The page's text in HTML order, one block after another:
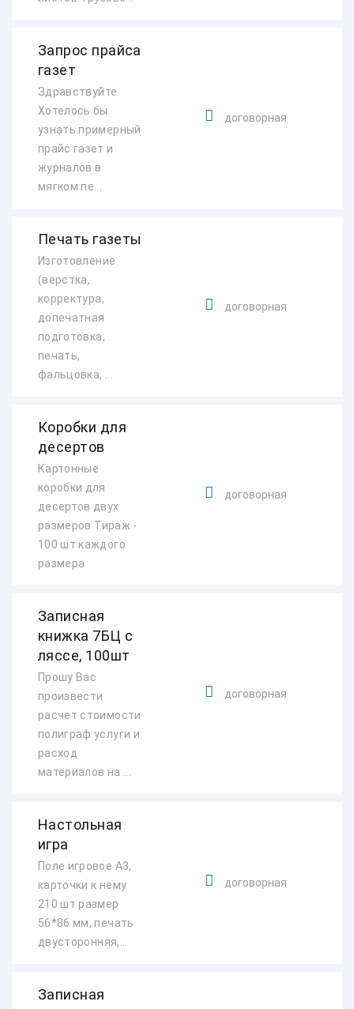
Запрос прайса
газет
Здравствуйте.
Хотелось бы
узнать примерный
прайс газет и
журналов в
мягком пе...
договорная
Печать газеты
Изготовление
(верстка,
корректура,
допечатная
подготовка,
печать,
фальцовка, ...
договорная
Коробки для
десертов
Картонные
коробки для
десертов двух
размеров Тираж -
100 шт каждого
размера
договорная
Записная
книжка 7БЦ с
ляссе, 100шт
Прошу Вас
произвести
расчет стоимости
полиграф услуги и
расход
материалов на ...
договорная
Настольная
игра
Поле игровое А3,
карточки к нему
210 шт размер
56*86 мм, печать
двусторонняя,...
договорная
Записная